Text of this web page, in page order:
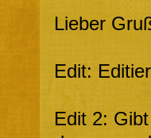
Lieber
Edit:
Edit 2: